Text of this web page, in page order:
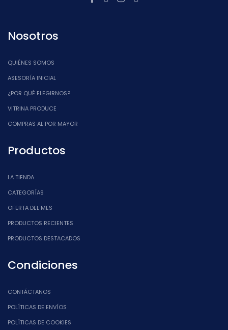
Nosotros
QUIÉNES SOMOS
ASESORÍA INICIAL
¿POR QUÉ ELEGIRNOS?
VITRINA PRODUCE
COMPRAS AL POR MAYOR
Productos
LA TIENDA
CATEGORÍAS
OFERTA DEL MES
PRODUCTOS RECIENTES
PRODUCTOS DESTACADOS
Condiciones
CONTÁCTANOS
POLÍTICAS DE ENVÍOS
POLÍTICAS DE COOKIES